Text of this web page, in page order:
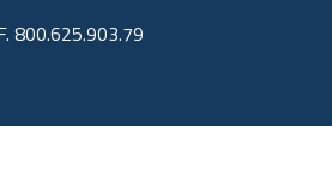
800.625.903.79